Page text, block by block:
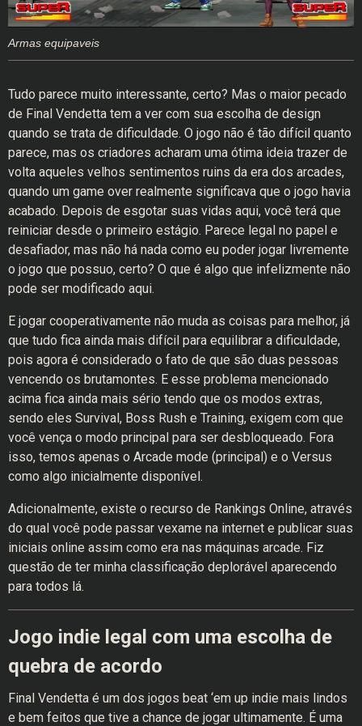
Armas equipaveis
Tudo parece muito interessante, certo? Mas o maior pecado
de Final Vendetta tem a ver com sua escolha de design
quando se trata de dificuldade. O jogo não é tão difícil quanto
parece, mas os criadores acharam uma ótima ideia trazer de
volta aqueles velhos sentimentos ruins da era dos arcades,
quando um game over realmente significava que o jogo havia
acabado. Depois de esgotar suas vidas aqui, você terá que
reiniciar desde o primeiro estágio. Parece legal no papel e
desafiador, mas não há nada como eu poder jogar livremente
o jogo que possuo, certo? O que é algo que infelizmente não
pode ser modificado aqui.
E jogar cooperativamente não muda as coisas para melhor, já
que tudo fica ainda mais difícil para equilibrar a dificuldade,
pois agora é considerado o fato de que são duas pessoas
vencendo os brutamontes. E esse problema mencionado
acima fica ainda mais sério tendo que os modos extras,
sendo eles Survival, Boss Rush e Training, exigem com que
você vença o modo principal para ser desbloqueado. Fora
isso, temos apenas o Arcade mode (principal) e o Versus
como algo inicialmente disponível.
Adicionalmente, existe o recurso de Rankings Online, através
do qual você pode passar vexame na internet e publicar suas
iniciais online assim como era nas máquinas arcade. Fiz
questão de ter minha classificação deplorável aparecendo
para todos lá.
Jogo indie legal com uma escolha de
quebra de acordo
Final Vendetta é um dos jogos beat ‘em up indie mais lindos
e bem feitos que tive a chance de jogar ultimamente. É uma